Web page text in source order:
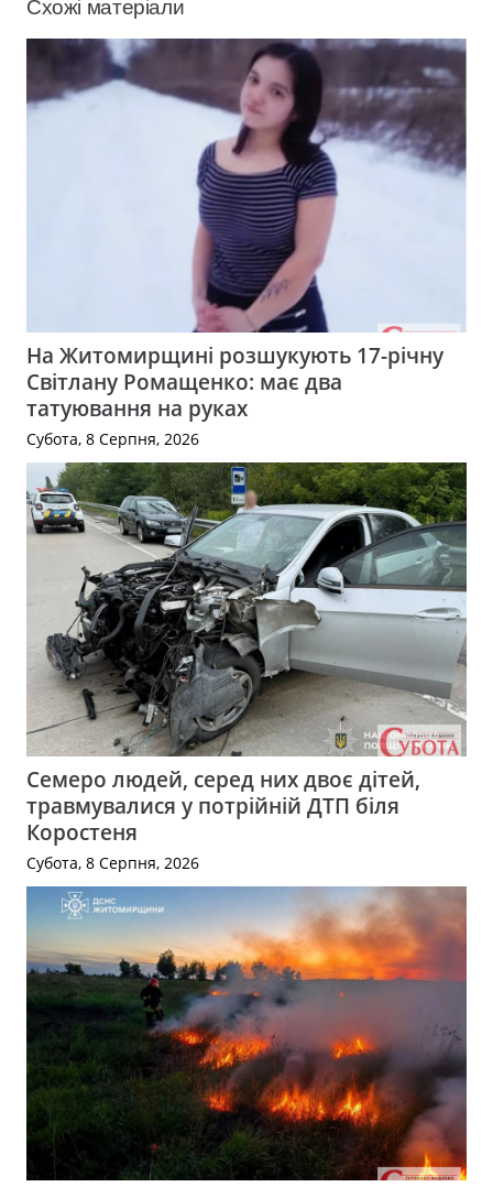
Схожі матеріали
На Житомирщині розшукують 17-річну
Світлану Ромащенко: має два
татуювання на руках
Субота, 8 Серпня, 2026
Семеро людей, серед них двоє дітей,
травмувалися у потрійній ДТП біля
Коростеня
Субота, 8 Серпня, 2026